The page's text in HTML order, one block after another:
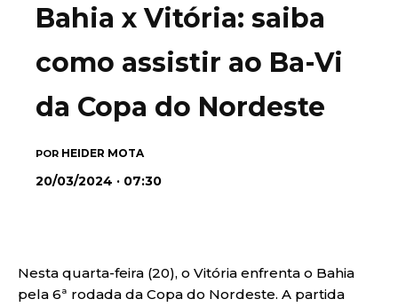
Bahia x Vitória: saiba
como assistir ao Ba-Vi
da Copa do Nordeste
POR HEIDER MOTA
20/03/2024 · 07:30
Nesta quarta-feira (20), o Vitória enfrenta o Bahia
pela 6ª rodada da Copa do Nordeste. A partida